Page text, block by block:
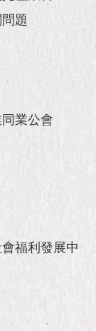
題
業公會
福利發展中